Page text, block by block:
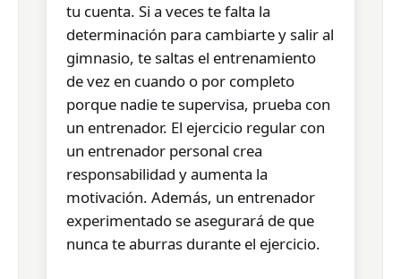
tu cuenta. Si a veces te falta la
determinación para cambiarte y salir al
gimnasio, te saltas el entrenamiento
de vez en cuando o por completo
porque nadie te supervisa, prueba con
un entrenador. El ejercicio regular con
un entrenador personal crea
responsabilidad y aumenta la
motivación. Además, un entrenador
experimentado se asegurará de que
nunca te aburras durante el ejercicio.